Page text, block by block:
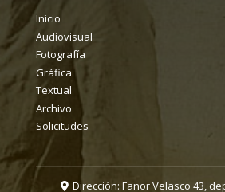
Inicio
Audiovisual
Fotografía
Gráfica
Textual
Archivo
Solicitudes
Dirección: Fanor Velasco 43,